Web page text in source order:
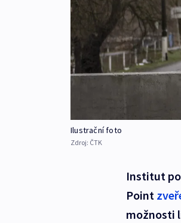
Ilustrační foto
Zdroj: ČTK
Institut po
Point
možnosti